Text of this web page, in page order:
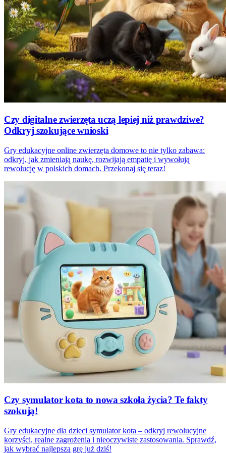
Czy digitalne zwierzęta uczą lepiej niż prawdziwe?
Odkryj szokujące wnioski
Gry edukacyjne online zwierzęta domowe to nie tylko zabawa:
odkryj, jak zmieniają naukę, rozwijają empatię i wywołują
rewolucję w polskich domach. Przekonaj się teraz!
Czy symulator kota to nowa szkoła życia? Te fakty
szokują!
Gry edukacyjne dla dzieci symulator kota – odkryj rewolucyjne
korzyści, realne zagrożenia i nieoczywiste zastosowania. Sprawdź,
jak wybrać najlepszą grę już dziś!